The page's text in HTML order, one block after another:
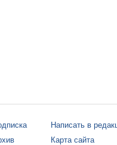
Написать в
Карта сайта